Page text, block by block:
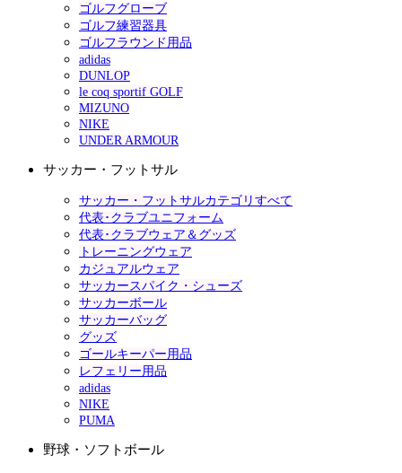
ゴルフグローブ
ゴルフ練習器具
ゴルフラウンド用品
adidas
DUNLOP
le coq sportif GOLF
MIZUNO
NIKE
UNDER ARMOUR
サッカー・フットサル
サッカー・フットサルカテゴリすべて
代表･クラブユニフォーム
代表･クラブウェア＆グッズ
トレーニングウェア
カジュアルウェア
サッカースパイク・シューズ
サッカーボール
サッカーバッグ
グッズ
ゴールキーパー用品
レフェリー用品
adidas
NIKE
PUMA
野球・ソフトボール